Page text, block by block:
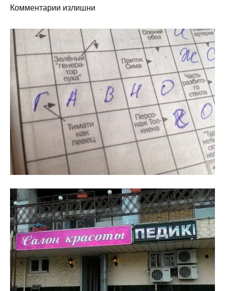
Комментарии излишни